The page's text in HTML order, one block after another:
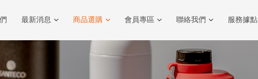
最新消息 商品選購 會員專區 聯絡我們 服務據點